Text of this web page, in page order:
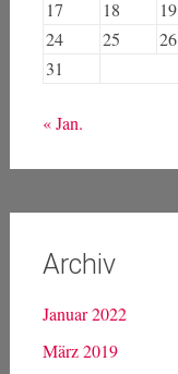
17 18 19
24
25 26
31
« Jan.
Archiv
Januar 2022
März 2019